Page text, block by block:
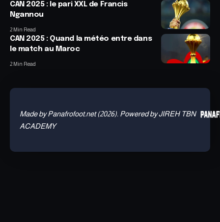
CAN 2025 : le pari XXL de Francis
Ngannou
2 Min Read
CAN 2025 : Quand la météo entre dans
le match au Maroc
2 Min Read
Made by Panafrofoot.net (2026). Powered by JIREH TBN
ACADEMY